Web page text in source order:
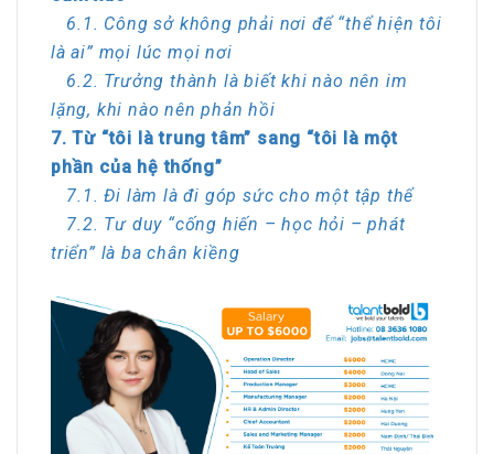
6.1. Công sở không phải nơi để “thể hiện tôi
là ai” mọi lúc mọi nơi
6.2. Trưởng thành là biết khi nào nên im
lặng, khi nào nên phản hồi
7. Từ “tôi là trung tâm” sang “tôi là một
phần của hệ thống”
7.1. Đi làm là đi góp sức cho một tập thể
7.2. Tư duy “cống hiến – học hỏi – phát
triển” là ba chân kiềng